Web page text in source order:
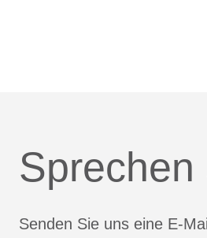
Sprechen
Senden Sie uns eine E-